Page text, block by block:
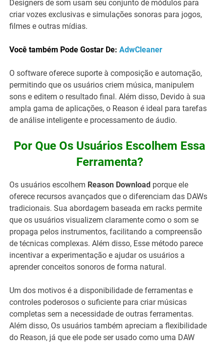
Designers de som usam seu conjunto de módulos para
criar vozes exclusivas e simulações sonoras para jogos,
filmes e outras mídias.
Você também Pode Gostar De:AdwCleaner
O software oferece suporte à composição e automação,
permitindo que os usuários criem música, manipulem
sons e editem o resultado final. Além disso, Devido à sua
ampla gama de aplicações, o Reason é ideal para tarefas
de análise inteligente e processamento de áudio.
Por Que Os Usuários Escolhem Essa
Ferramenta?
Os usuários escolhem Reason Download porque ele
oferece recursos avançados que o diferenciam das DAWs
tradicionais. Sua abordagem baseada em racks permite
que os usuários visualizem claramente como o som se
propaga pelos instrumentos, facilitando a compreensão
de técnicas complexas. Além disso, Esse método parece
incentivar a experimentação e ajudar os usuários a
aprender conceitos sonoros de forma natural.
Um dos motivos é a disponibilidade de ferramentas e
controles poderosos o suficiente para criar músicas
completas sem a necessidade de outras ferramentas.
Além disso, Os usuários também apreciam a flexibilidade
do Reason, já que ele pode ser usado como uma DAW